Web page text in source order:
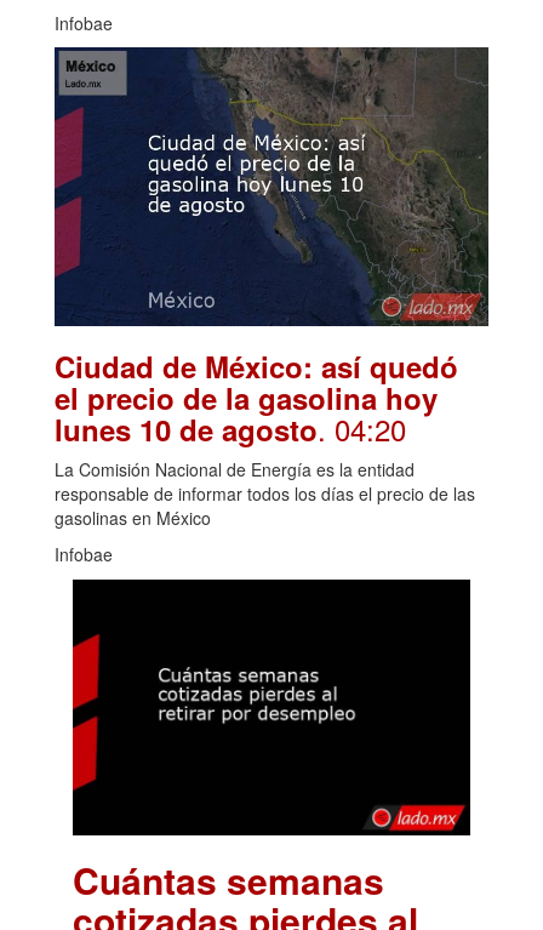
Infobae
Ciudad de México: así quedó
el precio de la gasolina hoy
lunes 10 de agosto. 04:20
La Comisión Nacional de Energía es la entidad
responsable de informar todos los días el precio de las
gasolinas en México
Infobae
Cuántas semanas
cotizadas pierdes al